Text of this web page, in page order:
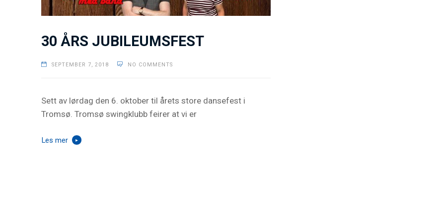
30 ÅRS JUBILEUMSFEST
SEPTEMBER 7, 2018 NO COMMENTS
Sett av lørdag den 6. oktober til årets store dansefest i
Tromsø. Tromsø swingklubb feirer at vi er
Les mer